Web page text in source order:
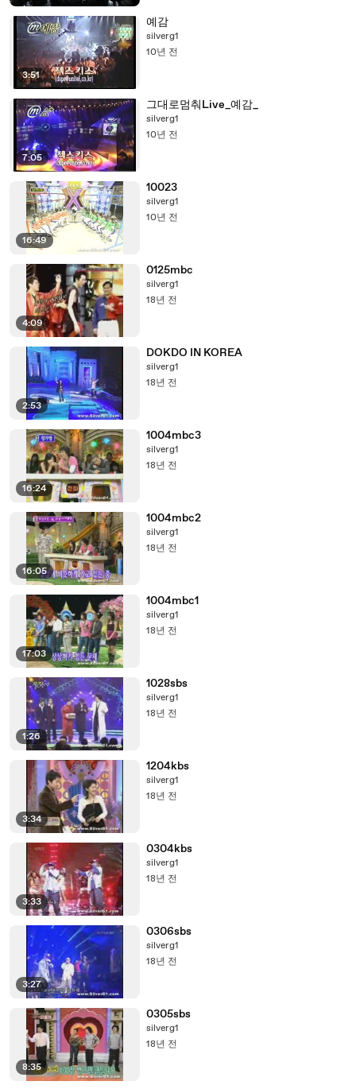
3:51
예감
silverg1
10년 전
7:05
그대로멈춰Live_예감_
silverg1
10년 전
16:49
10023
silverg1
10년 전
4:09
0125mbc
silverg1
18년 전
2:53
DOKDO IN KOREA
silverg1
18년 전
16:24
1004mbc3
silverg1
18년 전
16:05
1004mbc2
silverg1
18년 전
17:03
1004mbc1
silverg1
18년 전
1:26
1028sbs
silverg1
18년 전
3:34
1204kbs
silverg1
18년 전
3:33
0304kbs
silverg1
18년 전
3:27
0306sbs
silverg1
18년 전
8:35
0305sbs
silverg1
18년 전